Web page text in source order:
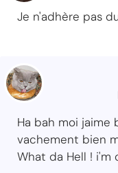
Je n'adhère pas
Ha bah moi jaime
vachement bien
What da Hell ! i'm